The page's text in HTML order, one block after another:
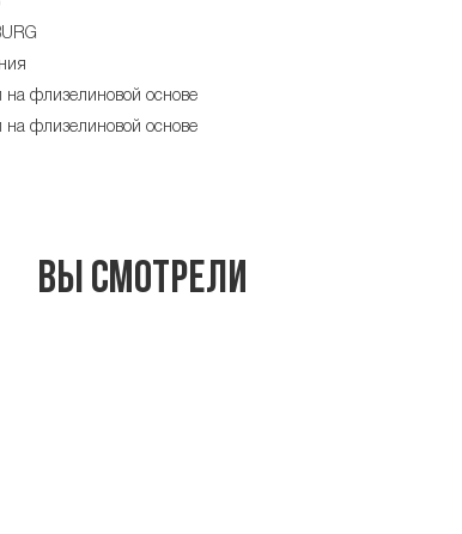
на флизелиновой основе
на флизелиновой основе
Вы смотрели